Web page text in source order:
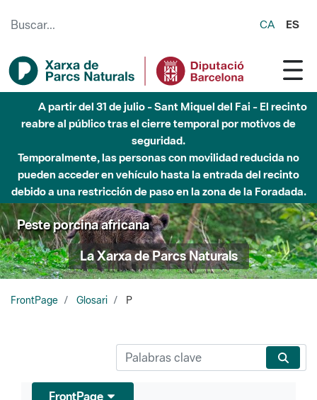
CA ES
Hasta diciembre de 2026 - Parque Fluvial Besós -
Afectaciones en el cauce del Parque Fluvial del Besòs debido
a obras de construcción de una pasarela sobre el río
Peste porcina africana
La Xarxa de Parcs Naturals
FrontPage Glosari P
Glosari
P